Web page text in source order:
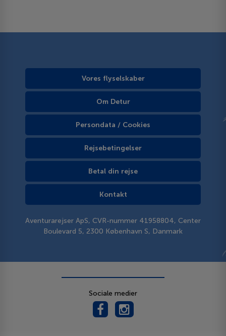
Vores flyselskaber
Om Detur
Persondata / Cookies
Rejsebetingelser
Betal din rejse
Kontakt
Aventurarejser ApS, CVR-nummer 41958804, Center
Boulevard 5, 2300 København S, Danmark
Sociale medier